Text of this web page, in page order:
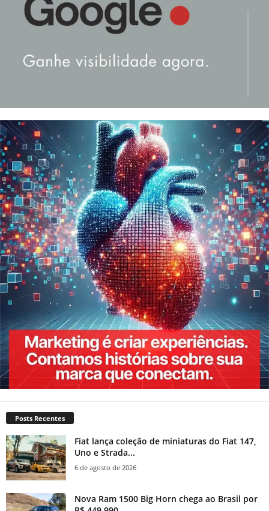
Posts Recentes
Fiat lança coleção de miniaturas do Fiat 147,
Uno e Strada...
6 de agosto de 2026
Nova Ram 1500 Big Horn chega ao Brasil por